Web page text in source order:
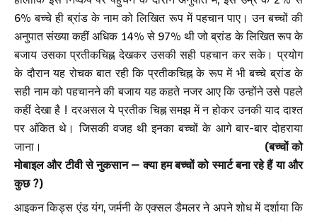
6% बच्चे ही ब्रांड के नाम को लिखित रूप में पहचान पाए। उन बच्चों की
अनुपात संख्या कहीं अधिक 14% से 97% थी जो ब्रांड के लिखित रूप के
बजाय उसका प्रतीकचिह्न देखकर उसकी सही पहचान कर सके। प्रयोग
के दौरान यह रोचक बात रही कि प्रतीकचिह्न के रूप में भी बच्चे ब्रांड के
सही नाम को पहचानने की बजाय यह कहते नजर आए कि उन्होंने उसे पहले
कहीं देखा है ! दरअसल ये प्रतीक चिह्न समझ में न होकर उनकी याद दाश्त
पर अंकित थे। जिसकी वजह थी इनका बच्चों के आगे बार-बार दोहराया
जाना।
(बच्चों को
मोबाइल और टीवी से नुकसान – क्या हम बच्चों को स्मार्ट बना रहे हैं या और
कुछ ?)
आइकन किड्स एंड यंग, जर्मनी के एक्सल डैमलर ने अपने शोध में दर्शाया कि